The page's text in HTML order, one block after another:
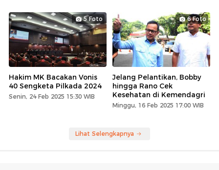
5 Foto
Hakim MK Bacakan Vonis
40 Sengketa Pilkada 2024
Senin, 24 Feb 2025 15:30 WIB
6 Foto
Jelang Pelantikan, Bobby
hingga Rano Cek
Kesehatan di Kemendagri
Minggu, 16 Feb 2025 17:00 WIB
Lihat Selengkapnya